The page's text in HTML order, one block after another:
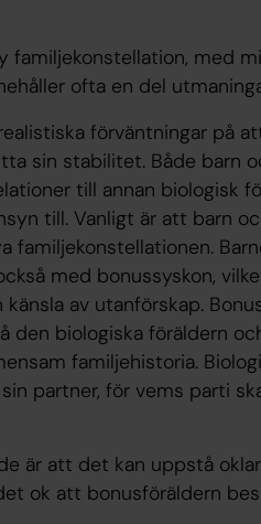
med
ofta en del
förväntningar på
sin stabilitet. Både barn
till annan biologisk
till. Vanligt är att barn
familjekonstellationen.
med bonussyskon,
av utanförskap.
den biologiska föräldern
familjehistoria.
partner, för vems parti
är att det kan uppstå
ok att bonusföräldern